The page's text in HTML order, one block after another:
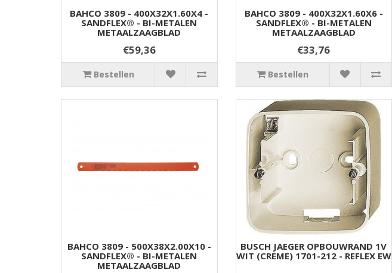
BAHCO 3809 - 400X32X1.60X4 -
SANDFLEX® - BI-METALEN
METAALZAAGBLAD
€59,36
Bestellen
BAHCO 3809 - 400X32X1.60X6 -
SANDFLEX® - BI-METALEN
METAALZAAGBLAD
€33,76
Bestellen
BAHCO 3809 - 500X38X2.00X10 -
SANDFLEX® - BI-METALEN
METAALZAAGBLAD
BUSCH JAEGER OPBOUWRAND 1V
WIT (CREME) 1701-212 - REFLEX EW